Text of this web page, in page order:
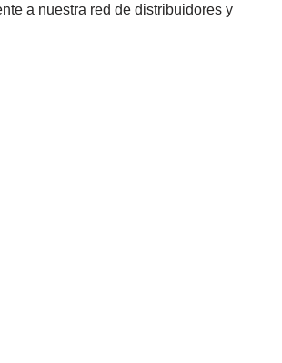
a nuestra red de distribuidores y